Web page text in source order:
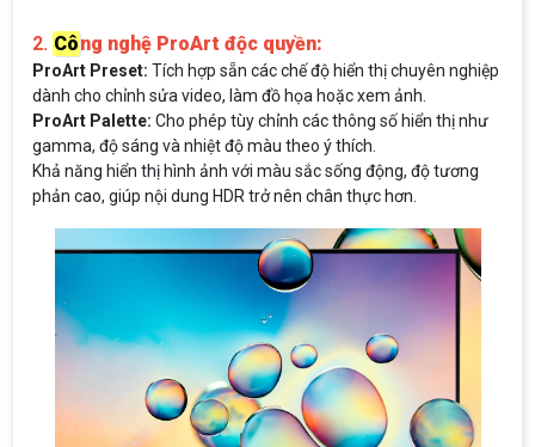
2. Công nghệ ProArt độc quyền:
ProArt Preset: Tích hợp sẵn các chế độ hiển thị chuyên nghiệp
dành cho chỉnh sửa video, làm đồ họa hoặc xem ảnh.
ProArt Palette: Cho phép tùy chỉnh các thông số hiển thị như
gamma, độ sáng và nhiệt độ màu theo ý thích.
Khả năng hiển thị hình ảnh với màu sắc sống động, độ tương
phản cao, giúp nội dung HDR trở nên chân thực hơn.